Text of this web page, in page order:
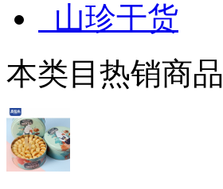
山珍干货
本类目热销商品